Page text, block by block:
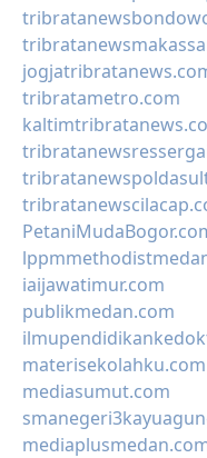
tribratametro.com
iaijawatimur.com
publikmedan.com
materisekolahku.com
mediasumut.com